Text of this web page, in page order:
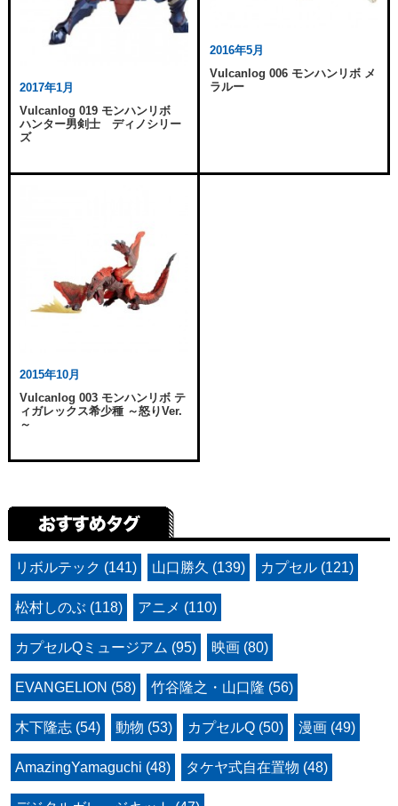
2017年1月
Vulcanlog 019 モンハンリボ
ハンター男剣士 ディノシリー
ズ
2016年5月
Vulcanlog 006 モンハンリボ メ
ラルー
2015年10月
Vulcanlog 003 モンハンリボ テ
ィガレックス希少種 ～怒りVer.
～
リボルテック (141) 山口勝久 (139) カプセル (121)
松村しのぶ (118) アニメ (110)
カプセルQミュージアム (95) 映画 (80)
EVANGELION (58) 竹谷隆之・山口隆 (56)
木下隆志 (54) 動物 (53) カプセルQ (50) 漫画 (49)
AmazingYamaguchi (48) タケヤ式自在置物 (48)